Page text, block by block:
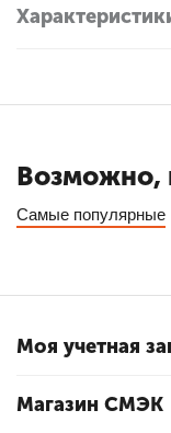
Возможно,
Самые популярные
Моя учетная
Магазин СМЭК